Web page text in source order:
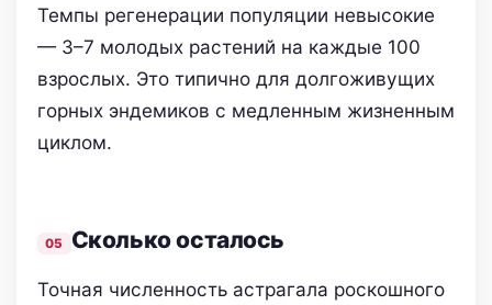
Темпы регенерации популяции невысокие
— 3–7 молодых растений на каждые 100
взрослых. Это типично для долгоживущих
горных эндемиков с медленным жизненным
циклом.
Сколько осталось
Точная численность астрагала роскошного